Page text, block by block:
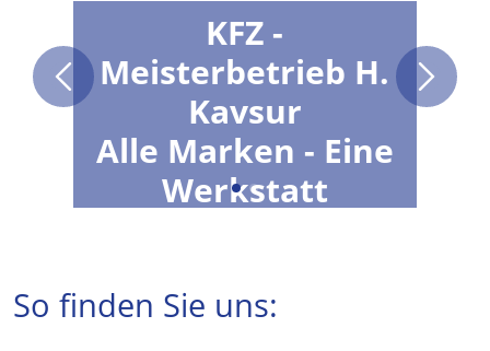
KFZ -
Meisterbetrieb H.
Kavsur
Alle Marken - Eine
Werkstatt
So finden Sie uns: